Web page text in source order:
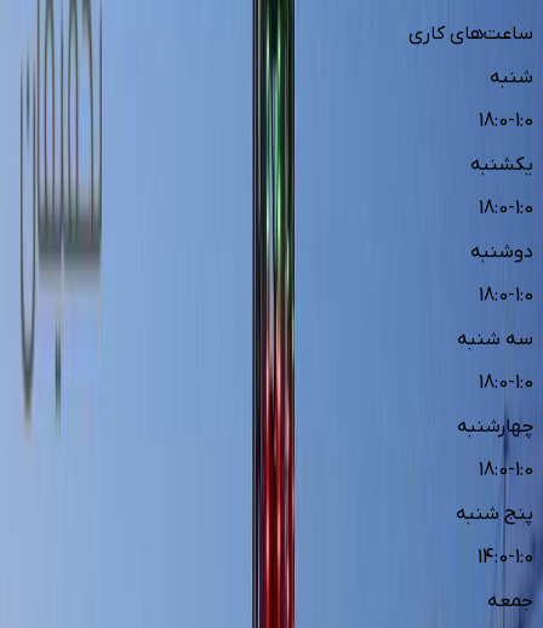
ساعت‌های کاری
شنبه
18:0-1:0
یکشنبه
18:0-1:0
دوشنبه
18:0-1:0
سه شنبه
18:0-1:0
چهارشنبه
18:0-1:0
پنج شنبه
14:0-1:0
جمعه